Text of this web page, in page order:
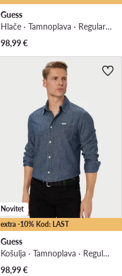
Guess
Hlače · Tamnoplava · Regular Fit
98,99€
extra -10% Kod: LAST
Novitet
Guess
Košulja · Tamnoplava · Regular Fit
98,99€